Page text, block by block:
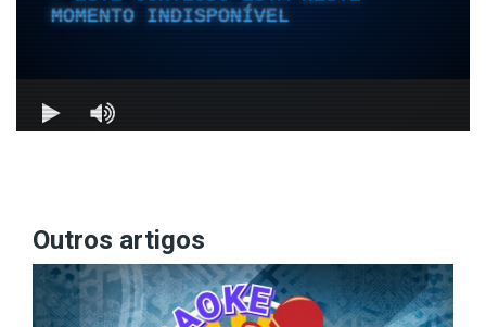
Outros artigos